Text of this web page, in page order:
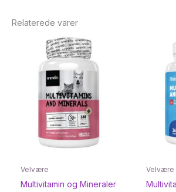
Relaterede varer
Velvære
Multivitamin og Mineraler
Velvære